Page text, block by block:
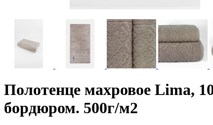
Полотенце махровое Lima,
бордюром. 500г/м2